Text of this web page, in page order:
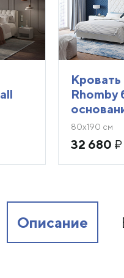
Кровать
Rhomby
80х190 см
32 680 ₽
Описание